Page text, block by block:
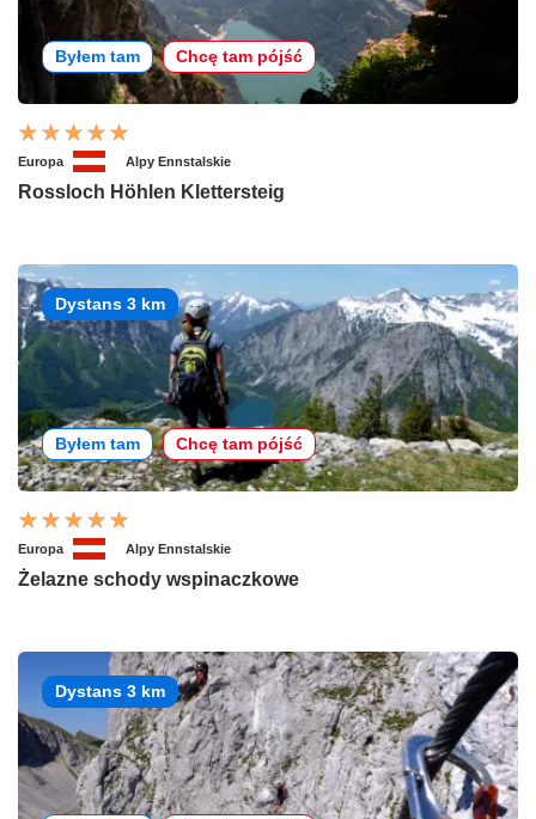
Byłem tam Chcę tam pójść
Europa Alpy Ennstalskie
Rossloch Höhlen Klettersteig
Dystans 3 km
Byłem tam Chcę tam pójść
Europa Alpy Ennstalskie
Żelazne schody wspinaczkowe
Dystans 3 km